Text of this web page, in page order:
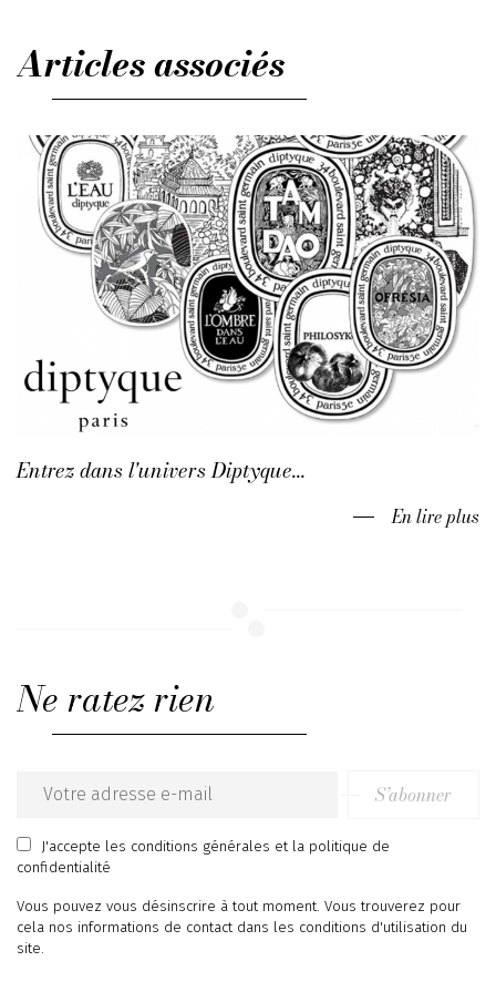
Articles associés
Entrez dans l'univers Diptyque...
En lire plus
Ne ratez rien
Email
address
S’abonner
J'accepte les conditions générales et la politique de
confidentialité
Vous pouvez vous désinscrire à tout moment. Vous trouverez pour
cela nos informations de contact dans les conditions d'utilisation du
site.